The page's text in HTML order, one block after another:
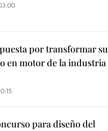
por transformar su
en motor de la industria
para diseño del